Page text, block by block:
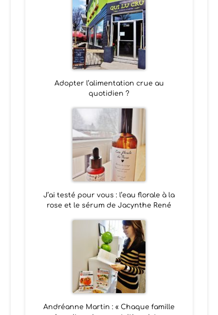
Adopter l’alimentation crue au
quotidien ?
J’ai testé pour vous : l’eau florale à la
rose et le sérum de Jacynthe René
Andréanne Martin : « Chaque famille